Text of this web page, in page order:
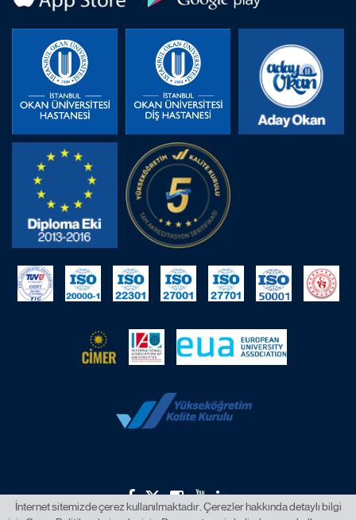
İnternet sitemizde çerez kullanılmaktadır. Çerezler hakkında detaylı bilgi